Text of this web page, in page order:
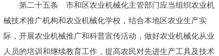
第二十五条 市和区农业机械化主管部门应当组织农业机
械技术推广机构和农业机械化学校，结合本地区农业生产实
际，开展农业机械推广和科普宣传活动，做好农业机械化从业
人员的培训和继续教育工作，提高农民对先进生产工具及技术